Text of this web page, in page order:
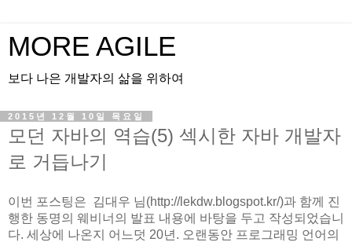
MORE AGILE
보다 나은 개발자의 삶을 위하여
2015년 12월 10일 목요일
모던 자바의 역습(5) 섹시한 자바 개발자
로 거듭나기
이번 포스팅은  김대우 님(http://lekdw.blogspot.kr/)과 함께 진
행한 동명의 웨비너의 발표 내용에 바탕을 두고 작성되었습니
다. 세상에 나온지 어느덧 20년. 오랜동안 프로그래밍 언어의